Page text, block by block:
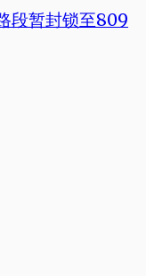
段暂封锁至809